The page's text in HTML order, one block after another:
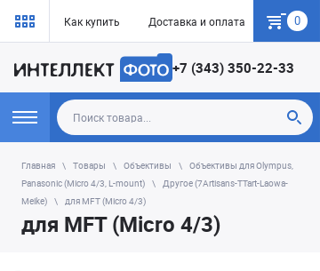
Как купить Доставка и оплата Гарантия
0
+7 (343) 350-22-33
Главная Товары Объективы
Объективы для Olympus,
Panasonic (Micro 4/3, L-mount)
Другое (7Artisans-TTart-Laowa-
Meike)
для MFT (Micro 4/3)
для MFT (Micro 4/3)